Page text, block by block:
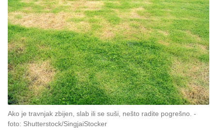
Ako je travnjak zbijen, slab ili se suši, nešto radite pogrešno.
foto: Shutterstock/SingjaiStocker